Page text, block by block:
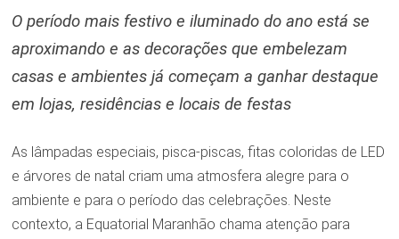
O período mais festivo e iluminado do ano está se
aproximando e as decorações que embelezam
casas e ambientes já começam a ganhar destaque
em lojas, residências e locais de festas
As lâmpadas especiais, pisca-piscas, fitas coloridas de LED
e árvores de natal criam uma atmosfera alegre para o
ambiente e para o período das celebrações. Neste
contexto, a Equatorial Maranhão chama atenção para